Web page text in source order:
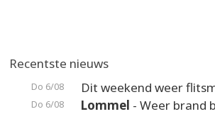
Recentste nieuws
Do 6/08 Dit weekend weer
Do 6/08 Lommel - Weer brand